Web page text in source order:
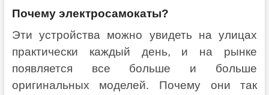
Почему электросамокаты?
Эти устройства можно увидеть на улицах
практически каждый день, и на рынке
появляется все больше и больше
оригинальных моделей. Почему они так